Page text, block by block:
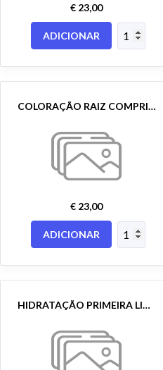
€ 23,00
ADICIONAR
COLORAÇÃO RAIZ COMPRIDO
€ 23,00
ADICIONAR
HIDRATAÇÃO PRIMEIRA LINHA